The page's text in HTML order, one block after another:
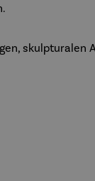
skulpturalen